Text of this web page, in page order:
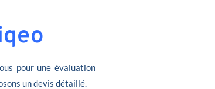
pour une évaluation
un devis détaillé.